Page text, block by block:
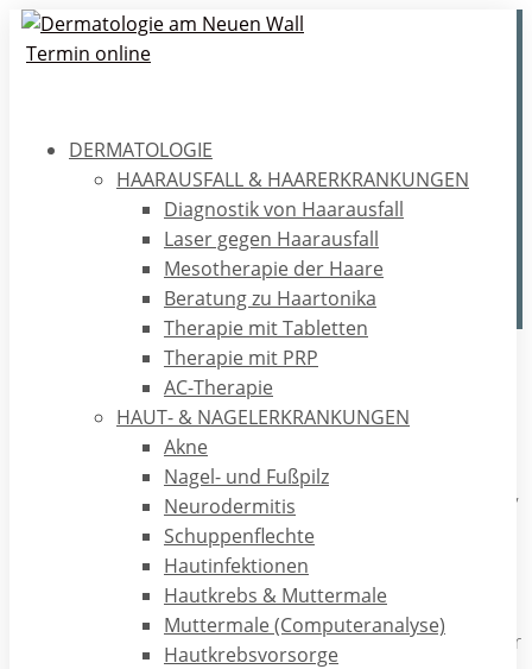
Termin online
DERMATOLOGIE
HAARAUSFALL & HAARERKRANKUNGEN
Diagnostik von Haarausfall
Laser gegen Haarausfall
Mesotherapie der Haare
Beratung zu Haartonika
Therapie mit Tabletten
Therapie mit PRP
AC-Therapie
HAUT- & NAGELERKRANKUNGEN
Akne
Nagel- und Fußpilz
Neurodermitis
Schuppenflechte
Hautinfektionen
Hautkrebs & Muttermale
Muttermale (Computeranalyse)
Hautkrebsvorsorge
Mit „Gold“ gegen Akne?
Mit Laserlicht und Gold-Mikropartikeln wird
möglicherweise die Behandlung der Akne revolutioniert!
Ratgeber /Ästhetik/Mit „Gold“ gegen Akne?
Seit einigen Jahren beschäftigt sich die Forschung mit einem
ganz neuartigen Ansatz zur Behandlung der Akne im Gesicht,
bei der durch die Anwendung von Laserlicht und Gold-
Mikropartikeln eine deutliche Reduktion von Akneläsionen
im Gesicht erreicht werden kann. Es handelt sich dabei um
eine Behandlung ganz ohne „Chemie“. Zielort der „SEBACIA“
Behandlung sind die Talgdrüsen im Gesicht als Ursprung der